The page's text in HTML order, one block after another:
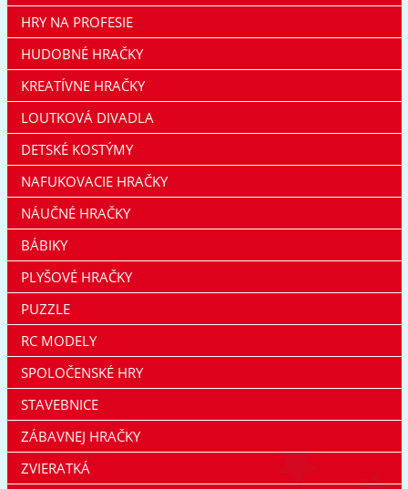
HRY NA PROFESIE
HUDOBNÉ HRAČKY
KREATÍVNE HRAČKY
LOUTKOVÁ DIVADLA
DETSKÉ KOSTÝMY
NAFUKOVACIE HRAČKY
NÁUČNÉ HRAČKY
BÁBIKY
PLYŠOVÉ HRAČKY
PUZZLE
RC MODELY
SPOLOČENSKÉ HRY
STAVEBNICE
ZÁBAVNEJ HRAČKY
ZVIERATKÁ